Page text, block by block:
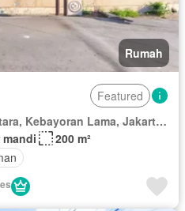
Rumah
Featured
RW 01, Kebayoran Lama Utara, Kebayoran Lama, Jakarta Selatan, Daerah Khusus Ibukota Jakarta
mandi
200 m²